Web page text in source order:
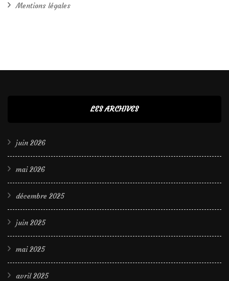
Mentions légales
LES ARCHIVES
juin 2026
mai 2026
décembre 2025
juin 2025
mai 2025
avril 2025